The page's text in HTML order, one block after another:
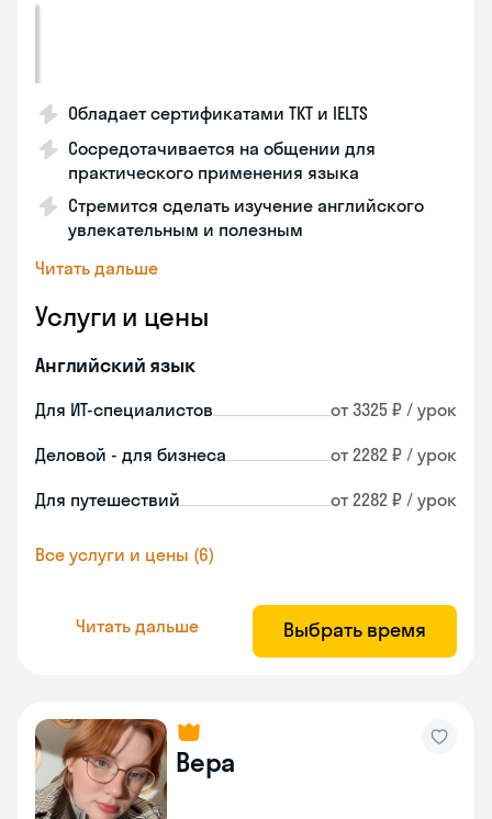
Обладает сертификатами TKT и IELTS
Сосредотачивается на общении для
практического применения языка
Стремится сделать изучение английского
увлекательным и полезным
Читать дальше
Услуги и цены
Английский язык
Для ИТ-специалистов от 3325 ₽ / урок
Деловой - для бизнеса от 2282 ₽ / урок
Для путешествий от 2282 ₽ / урок
Все услуги и цены (6)
Читать дальше Выбрать время
Вера